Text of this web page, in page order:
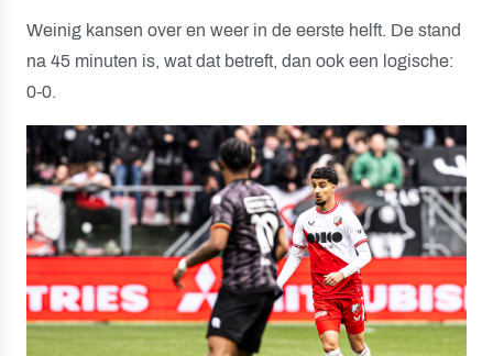
Weinig kansen over en weer in de eerste helft. De stand
na 45 minuten is, wat dat betreft, dan ook een logische:
0-0.